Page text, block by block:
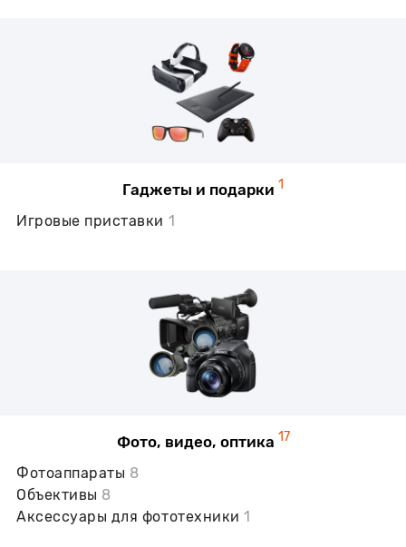
Гаджеты и подарки 1
Игровые приставки 1
Фото, видео, оптика 17
Фотоаппараты 8
Объективы 8
Аксессуары для фототехники1